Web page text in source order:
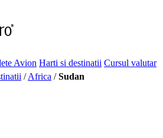
Avion Harti si destinatii Cursul valutar
/Africa /Sudan